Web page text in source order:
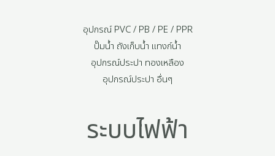
อุปกรณ์ PVC / PB / PE / PPR
ปั๊มน้ำ ถังเก็บน้ำ แทงก์น้ำ
อุปกรณ์ประปา ทองเหลือง
อุปกรณ์ประปา อื่นๆ
ระบบไฟฟ้า